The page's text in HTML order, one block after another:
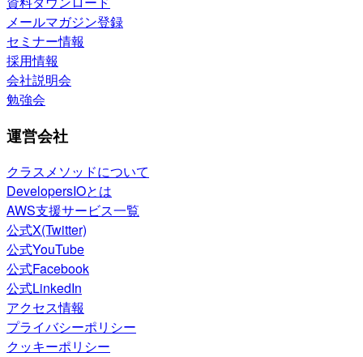
メールマガジン登録
セミナー情報
採用情報
会社説明会
勉強会
運営会社
クラスメソッドについて
DevelopersIOとは
AWS支援サービス一覧
公式X(Twitter)
公式YouTube
公式Facebook
公式LinkedIn
アクセス情報
プライバシーポリシー
クッキーポリシー